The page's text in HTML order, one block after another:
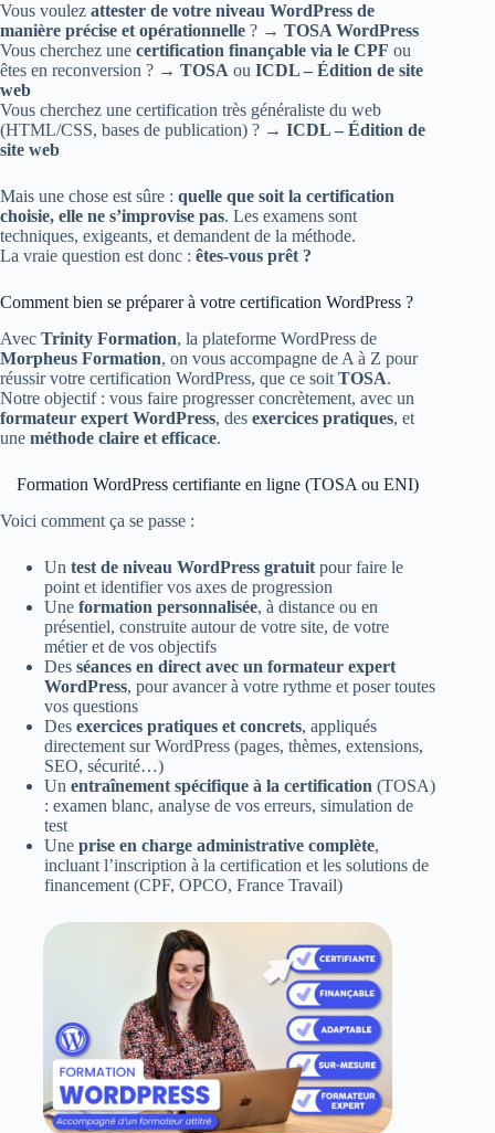
Vous voulez attester de votre niveau WordPress de
manière précise et opérationnelle ? → TOSA WordPress
Vous cherchez une certification finançable via le CPF ou
êtes en reconversion ? → TOSA ou ICDL – Édition de site
web
Vous cherchez une certification très généraliste du web
(HTML/CSS, bases de publication) ? → ICDL – Édition de
site web
Mais une chose est sûre : quelle que soit la certification
choisie, elle ne s’improvise pas. Les examens sont
techniques, exigeants, et demandent de la méthode.
La vraie question est donc : êtes-vous prêt ?
Comment bien se préparer à votre certification WordPress ?
Avec Trinity Formation, la plateforme WordPress de
Morpheus Formation, on vous accompagne de A à Z pour
réussir votre certification WordPress, que ce soit TOSA.
Notre objectif : vous faire progresser concrètement, avec un
formateur expert WordPress, des exercices pratiques, et
une méthode claire et efficace.
Formation WordPress certifiante en ligne (TOSA ou ENI)
Voici comment ça se passe :
Un test de niveau WordPress gratuit pour faire le
point et identifier vos axes de progression
Une formation personnalisée, à distance ou en
présentiel, construite autour de votre site, de votre
métier et de vos objectifs
Des séances en direct avec un formateur expert
WordPress, pour avancer à votre rythme et poser toutes
vos questions
Des exercices pratiques et concrets, appliqués
directement sur WordPress (pages, thèmes, extensions,
SEO, sécurité…)
Un entraînement spécifique à la certification (TOSA)
: examen blanc, analyse de vos erreurs, simulation de
test
Une prise en charge administrative complète,
incluant l’inscription à la certification et les solutions de
financement (CPF, OPCO, France Travail)